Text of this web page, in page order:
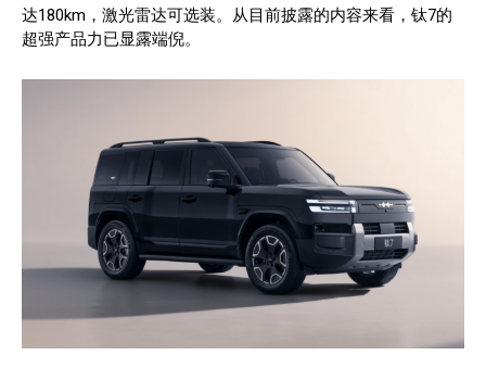
达180km，激光雷达可选装。从目前披露的内容来看，钛7的
超强产品力已显露端倪。